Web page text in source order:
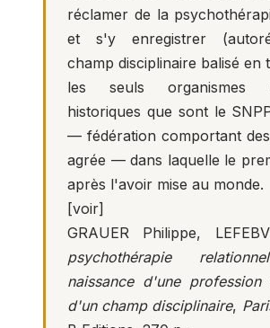
réclamer de la
et s'y enregistrer
champ disciplinaire balisé en
les seuls organismes
historiques que sont le
— fédération comportant
agrée — dans laquelle le
après l'avoir mise au monde.
[voir]
GRAUER Philippe,
psychothérapie
naissance d'une profession
d'un champ disciplinaire,